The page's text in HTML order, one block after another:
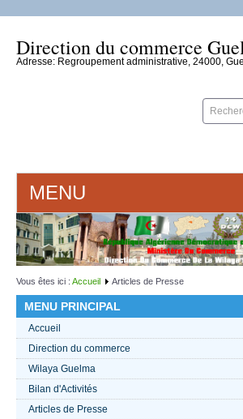
Direction du commerce
Adresse: Regroupement administrative, 24000,
MENU
ACCUEIL
LIENS WEB
CONTACT
TEXTES 2021
ACTUALITÉS 2021
Vous êtes ici : Accueil Articles de Presse
MENU PRINCIPAL
Accueil
Direction du commerce
Wilaya Guelma
Bilan d'Activités
Articles de Presse